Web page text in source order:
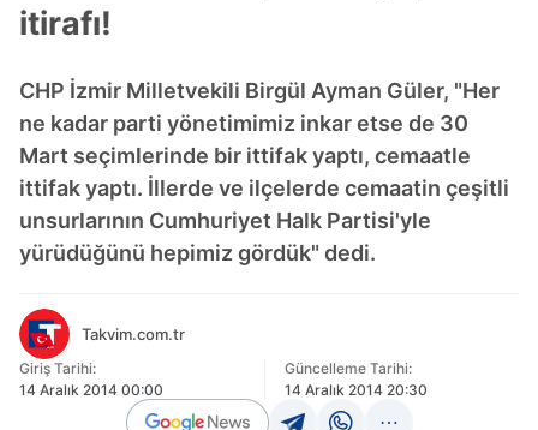
itirafı!
CHP İzmir Milletvekili Birgül Ayman Güler, "Her
ne kadar parti yönetimimiz inkar etse de 30
Mart seçimlerinde bir ittifak yaptı, cemaatle
ittifak yaptı. İllerde ve ilçelerde cemaatin çeşitli
unsurlarının Cumhuriyet Halk Partisi'yle
yürüdüğünü hepimiz gördük" dedi.
Takvim.com.tr
Giriş Tarihi:
14 Aralık 2014 00:00
Güncelleme Tarihi:
14 Aralık 2014 20:30